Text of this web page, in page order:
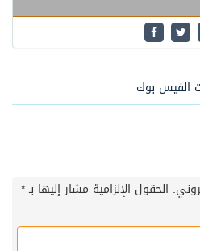
بوك
الإلزامية مشار إليها بـ*